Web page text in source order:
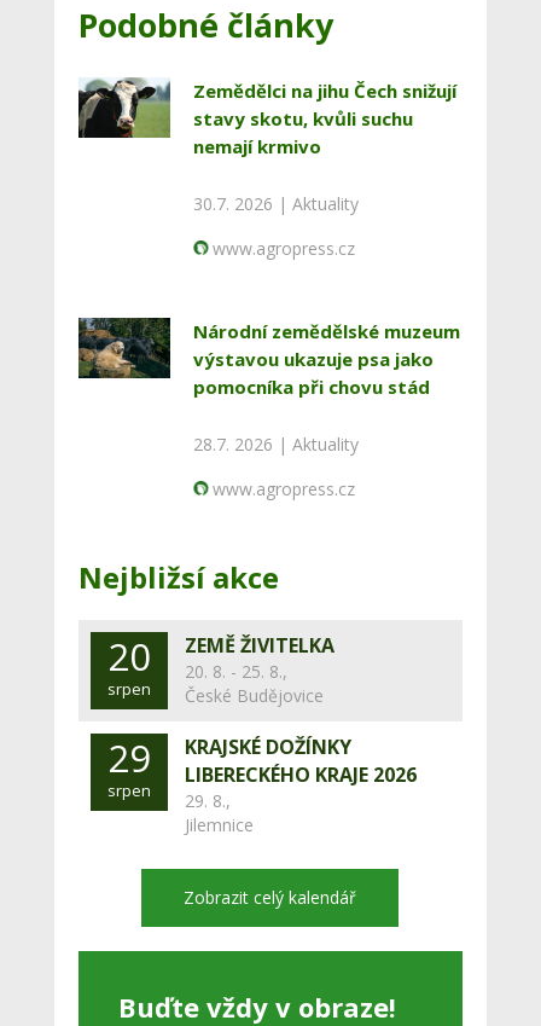
Podobné články
Zemědělci na jihu Čech snižují
stavy skotu, kvůli suchu
nemají krmivo
30.7. 2026 | Aktuality
www.agropress.cz
Národní zemědělské muzeum
výstavou ukazuje psa jako
pomocníka při chovu stád
28.7. 2026 | Aktuality
www.agropress.cz
Nejbližsí akce
20
srpen
ZEMĚ ŽIVITELKA
20. 8. - 25. 8.,
České Budějovice
29
srpen
KRAJSKÉ DOŽÍNKY
LIBERECKÉHO KRAJE 2026
29. 8.,
Jilemnice
Zobrazit celý kalendář
Buďte vždy v obraze!